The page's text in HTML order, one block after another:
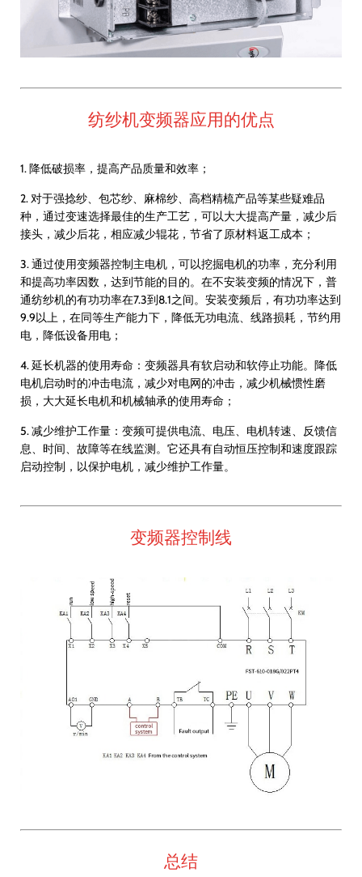
纺纱机变频器应用的优点
1. 降低破损率，提高产品质量和效率；
2. 对于强捻纱、包芯纱、麻棉纱、高档精梳产品等某些疑难品
种，通过变速选择最佳的生产工艺，可以大大提高产量，减少后
接头，减少后花，相应减少辊花，节省了原材料返工成本；
3. 通过使用变频器控制主电机，可以挖掘电机的功率，充分利用
和提高功率因数，达到节能的目的。在不安装变频的情况下，普
通纺纱机的有功功率在7.3到8.1之间。安装变频后，有功功率达到
9.9以上，在同等生产能力下，降低无功电流、线路损耗，节约用
电，降低设备用电；
4. 延长机器的使用寿命：变频器具有软启动和软停止功能。降低
电机启动时的冲击电流，减少对电网的冲击，减少机械惯性磨
损，大大延长电机和机械轴承的使用寿命；
5. 减少维护工作量：变频可提供电流、电压、电机转速、反馈信
息、时间、故障等在线监测。它还具有自动恒压控制和速度跟踪
启动控制，以保护电机，减少维护工作量。
变频器控制线
总结